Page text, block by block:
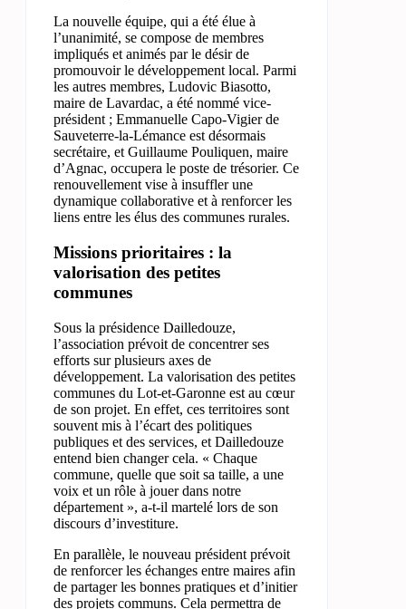
La nouvelle équipe, qui a été élue à
l’unanimité, se compose de membres
impliqués et animés par le désir de
promouvoir le développement local. Parmi
les autres membres, Ludovic Biasotto,
maire de Lavardac, a été nommé vice-
président ; Emmanuelle Capo-Vigier de
Sauveterre-la-Lémance est désormais
secrétaire, et Guillaume Pouliquen, maire
d’Agnac, occupera le poste de trésorier. Ce
renouvellement vise à insuffler une
dynamique collaborative et à renforcer les
liens entre les élus des communes rurales.
Missions prioritaires : la
valorisation des petites
communes
Sous la présidence Dailledouze,
l’association prévoit de concentrer ses
efforts sur plusieurs axes de
développement. La valorisation des petites
communes du Lot-et-Garonne est au cœur
de son projet. En effet, ces territoires sont
souvent mis à l’écart des politiques
publiques et des services, et Dailledouze
entend bien changer cela. « Chaque
commune, quelle que soit sa taille, a une
voix et un rôle à jouer dans notre
département », a-t-il martelé lors de son
discours d’investiture.
En parallèle, le nouveau président prévoit
de renforcer les échanges entre maires afin
de partager les bonnes pratiques et d’initier
des projets communs. Cela permettra de